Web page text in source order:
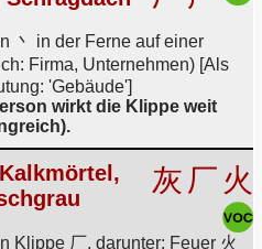
丶 in der Ferne auf einer
Firma, Unternehmen) [Als
'Gebäude']
wirkt die Klippe weit
灰 厂 火
Klippe 厂, darunter: Feuer 火